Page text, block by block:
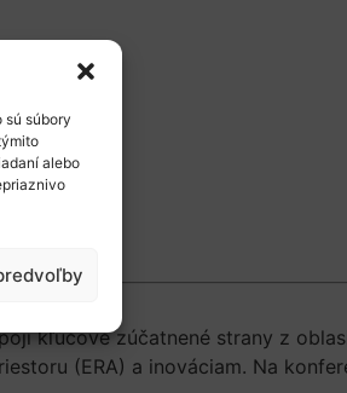
súbory
alebo
kľúčové zúčatnené strany z
(ERA) a inováciam. Na